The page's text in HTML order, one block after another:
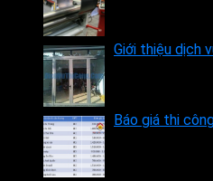
Giới thiệu dịch
Báo giá thi